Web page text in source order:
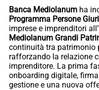
Banca Mediolanum ha
Programma Persone
imprese e imprenditori
Mediolanum Grandi
continuità tra patrimonio
rafforzando la relazione
imprenditore. La prima
onboarding digitale,
gestione e una nuova